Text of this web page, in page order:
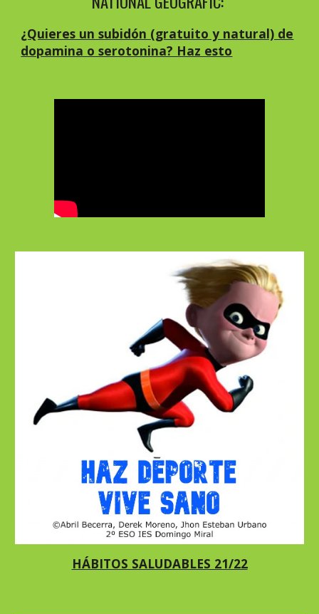
¿Quieres un subidón (gratuito y natural) de
dopamina o serotonina? Haz esto
HÁBITOS SALUDABLES 21/22